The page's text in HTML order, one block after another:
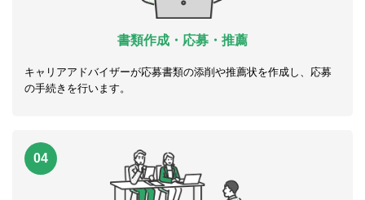
書類作成・応募・推薦
キャリアアドバイザーが応募書類の添削や推薦状を作成し、応募
の手続きを行います。
04